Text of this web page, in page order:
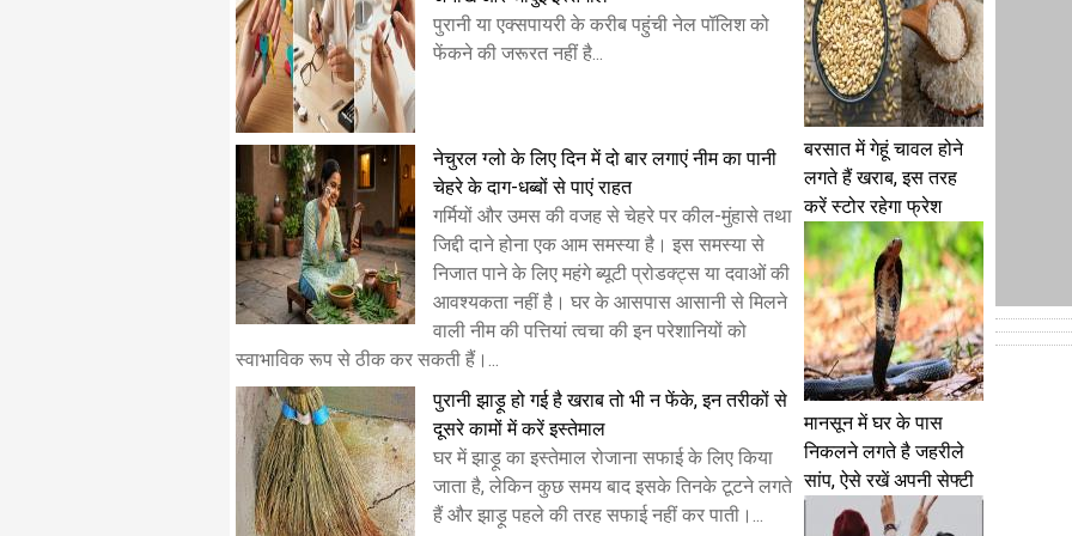
​पुरानी या एक्सपायरी के करीब पहुंची नेल पॉलिश को
फेंकने की जरूरत नहीं है...
नेचुरल ग्लो के लिए दिन में दो बार लगाएं नीम का पानी
चेहरे के दाग-धब्बों से पाएं राहत
गर्मियों और उमस की वजह से चेहरे पर कील-मुंहासे तथा
जिद्दी दाने होना एक आम समस्या है। इस समस्या से
निजात पाने के लिए महंगे ब्यूटी प्रोडक्ट्स या दवाओं की
आवश्यकता नहीं है। घर के आसपास आसानी से मिलने
वाली नीम की पत्तियां त्वचा की इन परेशानियों को
स्वाभाविक रूप से ठीक कर सकती हैं।...
पुरानी झाड़ू हो गई है खराब तो भी न फेंके, इन तरीकों से
दूसरे कामों में करें इस्तेमाल
घर में झाड़ू का इस्तेमाल रोजाना सफाई के लिए किया
जाता है, लेकिन कुछ समय बाद इसके तिनके टूटने लगते
हैं और झाड़ू पहले की तरह सफाई नहीं कर पाती।...
बरसात में गेहूं चावल होने
लगते हैं खराब, इस तरह
करें स्टोर रहेगा फ्रेश
मानसून में घर के पास
निकलने लगते है जहरीले
सांप, ऐसे रखें अपनी सेफ्टी